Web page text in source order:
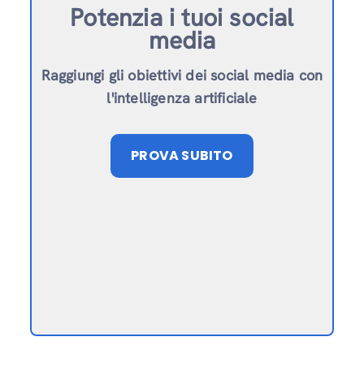
Potenzia i tuoi social
media
Raggiungi gli obiettivi dei social media con
l'intelligenza artificiale
PROVA SUBITO